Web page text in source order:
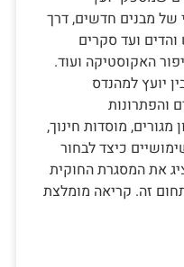
של מבנים חדשים, דרך
והדים ועד סקרים
האקוסטיקה ועוד.
יועץ למהנדס
והפתרונות
מגורים, מוסדות חינוך,
כיצד לבחור
את המסגרת החוקית
זה. קריאה מומלצת